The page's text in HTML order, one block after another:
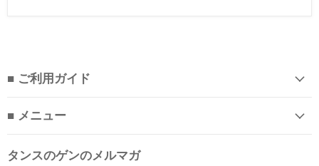
■ ご利用ガイド
■ メニュー
タンスのゲンのメルマガ